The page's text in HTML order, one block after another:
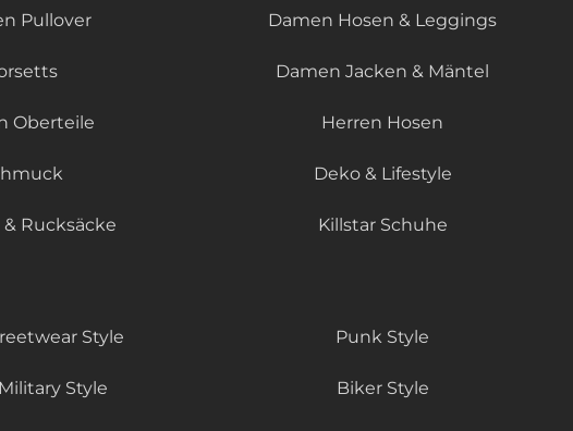
Pullover Damen Hosen & Leggings
Damen Jacken & Mäntel
Oberteile Herren Hosen
Deko & Lifestyle
Rucksäcke Killstar Schuhe
Style Punk Style
Style Biker Style